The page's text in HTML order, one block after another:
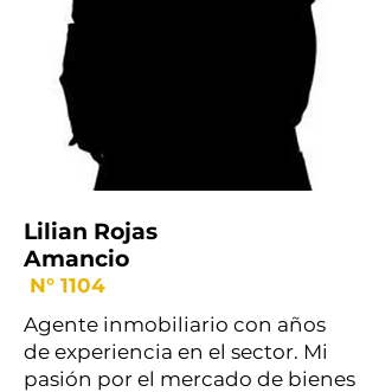
Lilian Rojas
Amancio
N° 1104
Agente inmobiliario con años
de experiencia en el sector. Mi
pasión por el mercado de bienes